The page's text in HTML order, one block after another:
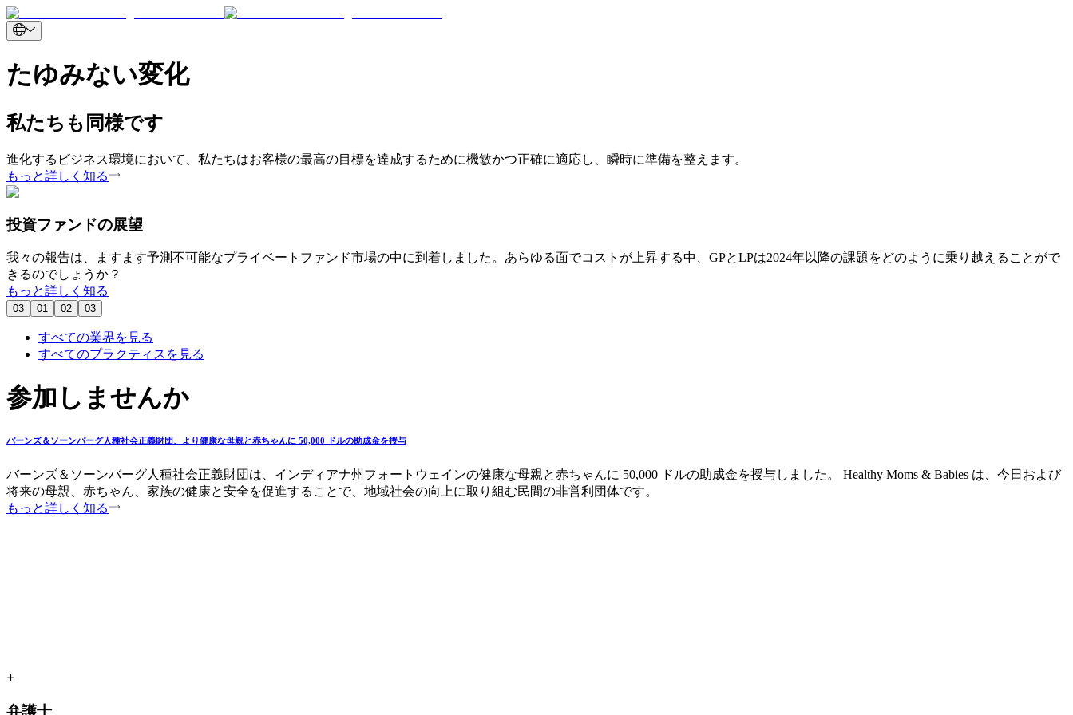
たゆみない変化
私たちも同様です
進化するビジネス環境において、私たちはお客様の最高の目標を達成するために機敏かつ正確に適応し、瞬時に準備を整えます。
もっと詳しく知る
投資ファンドの展望
我々の報告は、ますます予測不可能なプライベートファンド市場の中に到着しました。あらゆる面でコストが上昇する中、GPとLPは2024年以降の課題をどのように乗り越えることがで
きるのでしょうか？
もっと詳しく知る
03 01 02 03
すべての業界を見る
すべてのプラクティスを見る
参加しませんか
バーンズ＆ソーンバーグ人種社会正義財団、より健康な母親と赤ちゃんに 50,000 ドルの助成金を授与
バーンズ＆ソーンバーグ人種社会正義財団は、インディアナ州フォートウェインの健康な母親と赤ちゃんに 50,000 ドルの助成金を授与しました。 Healthy Moms & Babies は、今日および
将来の母親、赤ちゃん、家族の健康と安全を促進することで、地域社会の向上に取り組む民間の非営利団体です。
もっと詳しく知る
+
弁護士